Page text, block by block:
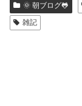
🌞 朝ブログ🐸
雑記